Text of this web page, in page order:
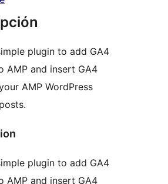
plugin to add GA4
AMP and insert GA4
AMP WordPress
plugin to add GA4
AMP and insert GA4